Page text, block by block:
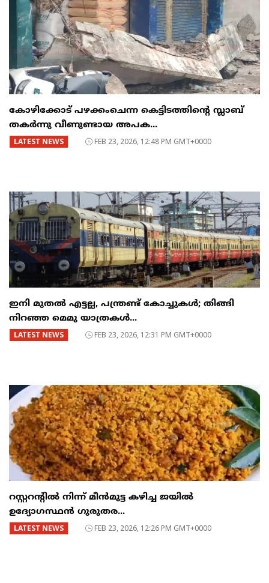
കോഴിക്കോട് പഴക്കംചെന്ന കെട്ടിടത്തിന്റെ സ്ലാബ്
തകർന്നു വീണുണ്ടായ അപക...
LATEST NEWS FEB 23, 2026, 12:48 PM GMT+0000
ഇനി മുതൽ എട്ടല്ല, പന്ത്രണ്ട് കോച്ചുകള്‍; തിങ്ങി
നിറഞ്ഞ മെമു യാത്രകൾ...
LATEST NEWS FEB 23, 2026, 12:31 PM GMT+0000
റസ്റ്ററന്റില്‍ നിന്ന് മീന്‍മുട്ട കഴിച്ച ജയില്‍
ഉദ്യോഗസ്ഥന്‍ ഗുരുതര...
LATEST NEWS FEB 23, 2026, 12:26 PM GMT+0000